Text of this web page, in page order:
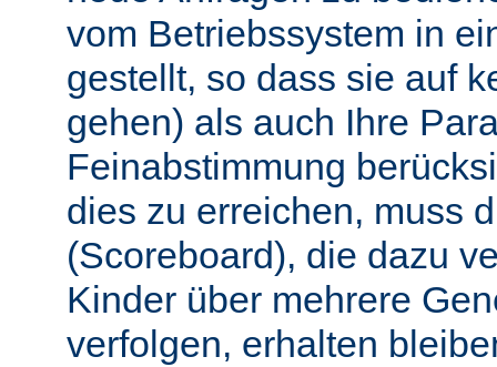
vom Betriebssystem in
gestellt, so dass sie auf
gehen) als auch Ihre
Feinabstimmung
dies zu erreichen, muss
(Scoreboard), die dazu
Kinder über mehrere
verfolgen, erhalten